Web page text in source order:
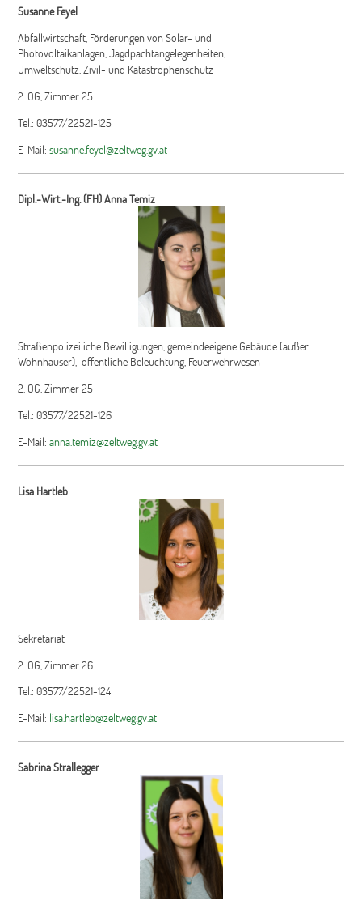
Susanne Feyel
Abfallwirtschaft, Förderungen von Solar- und
Photovoltaikanlagen, Jagdpachtangelegenheiten,
Umweltschutz, Zivil- und Katastrophenschutz
2. OG, Zimmer 25
Tel.: 03577/22521-125
E-Mail:susanne.feyel@zeltweg.gv.at
Dipl.-Wirt.-Ing. (FH) Anna Temiz
Straßenpolizeiliche Bewilligungen, gemeindeeigene Gebäude (außer
Wohnhäuser), öffentliche Beleuchtung, Feuerwehrwesen
2. OG, Zimmer 25
Tel.: 03577/22521-126
E-Mail:anna.temiz@zeltweg.gv.at
Lisa Hartleb
Sekretariat
2. OG, Zimmer 26
Tel.: 03577/22521-124
E-Mail: lisa.hartleb@zeltweg.gv.at
Sabrina Strallegger